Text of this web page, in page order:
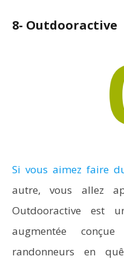
8- Outdooractive
Si vous aimez faire
autre, vous allez
Outdooractive est
augmentée
randonneurs en